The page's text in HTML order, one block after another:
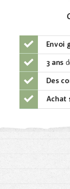
Envoi
3 ans
Des
Achat